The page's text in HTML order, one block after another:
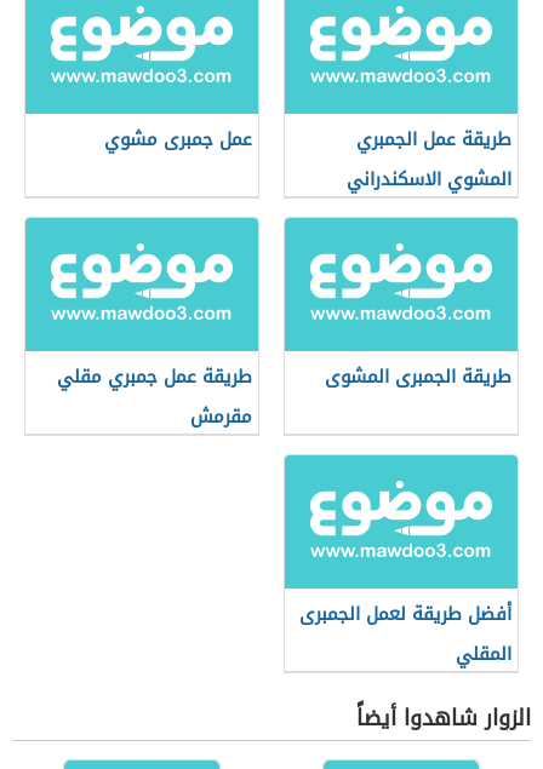
طريقة عمل الجمبري
المشوي الاسكندراني
عمل جمبرى مشوي
طريقة الجمبرى المشوى
طريقة عمل جمبري مقلي
مقرمش
أفضل طريقة لعمل الجمبرى
المقلي
الزوار شاهدوا أيضاً